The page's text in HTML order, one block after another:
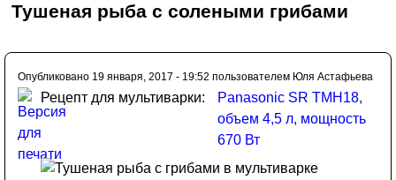
Тушеная рыба с солеными грибами
Опубликовано 19 января, 2017 - 19:52 пользователем Юля Астафьева
Рецепт для мультиварки:
Panasonic SR TMH18,
объем 4,5 л, мощность
670 Вт